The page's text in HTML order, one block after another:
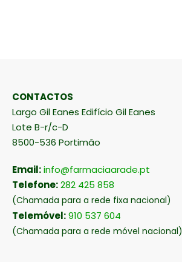
CONTACTOS
Largo Gil Eanes Edifício Gil Eanes
Lote B-r/c-D
8500-536 Portimão
Email:info@farmaciaarade.pt
Telefone:282 425 858
(Chamada para a rede fixa nacional)
Telemóvel:910 537 604
(Chamada para a rede móvel nacional)